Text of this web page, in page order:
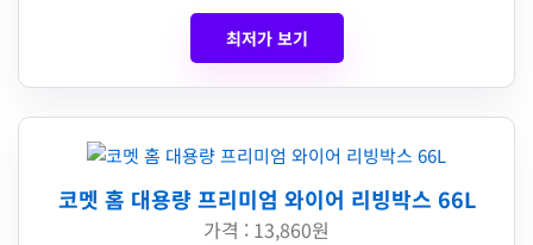
최저가 보기
코멧 홈 대용량 프리미엄 와이어 리빙박스 66L
가격 : 13,860원